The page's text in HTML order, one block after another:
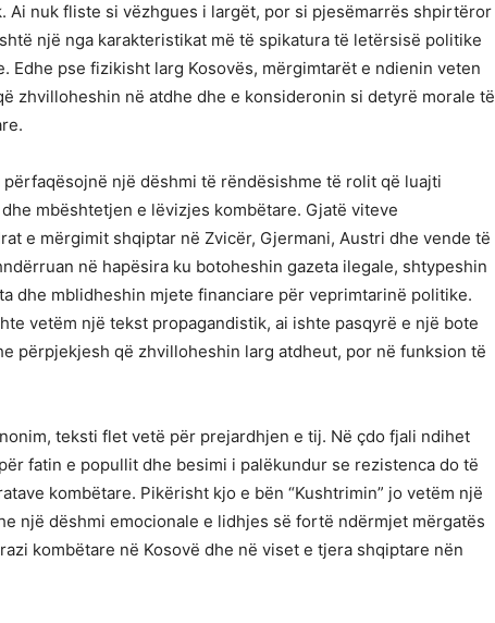
Ai nuk fliste si vëzhgues i largët, por si pjesëmarrës shpirtëror
një nga karakteristikat më të spikatura të letërsisë politike
Edhe pse fizikisht larg Kosovës, mërgimtarët e ndienin veten
zhvilloheshin në atdhe dhe e konsideronin si detyrë morale të
një dëshmi të rëndësishme të rolit që luajti
mbështetjen e lëvizjes kombëtare. Gjatë viteve
e mërgimit shqiptar në Zvicër, Gjermani, Austri dhe vende të
në hapësira ku botoheshin gazeta ilegale, shtypeshin
dhe mblidheshin mjete financiare për veprimtarinë politike.
vetëm një tekst propagandistik, ai ishte pasqyrë e një bote
përpjekjesh që zhvilloheshin larg atdheut, por në funksion të
teksti flet vetë për prejardhjen e tij. Në çdo fjali ndihet
fatin e popullit dhe besimi i palëkundur se rezistenca do të
kombëtare. Pikërisht kjo e bën “Kushtrimin” jo vetëm një
një dëshmi emocionale e lidhjes së fortë ndërmjet mërgatës
kombëtare në Kosovë dhe në viset e tjera shqiptare nën